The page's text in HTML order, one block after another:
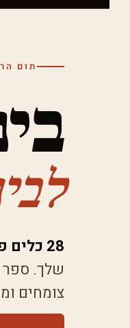
תום
28 כלים פרקטיים
שלך. ספר
צומחים